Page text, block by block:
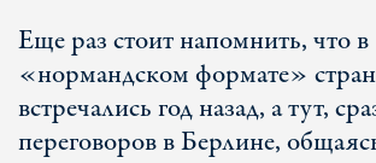
Еще раз стоит напомнить, что в
«нормандском формате»
встречались год назад, а тут,
переговоров в Берлине,